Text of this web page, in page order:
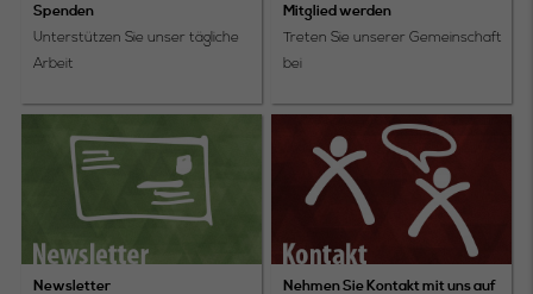
Spenden
Unterstützen Sie unser tägliche
Arbeit
Mitglied werden
Treten Sie unserer Gemeinschaft
bei
Newsletter Nehmen Sie Kontakt mit uns auf